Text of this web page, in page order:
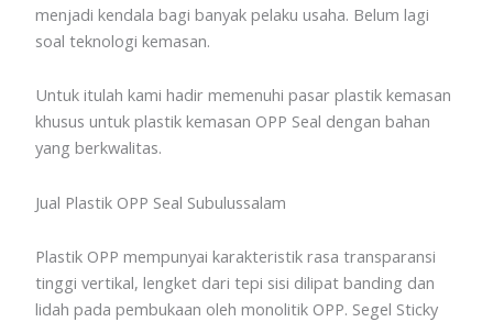
menjadi kendala bagi banyak pelaku usaha. Belum lagi
soal teknologi kemasan.
Untuk itulah kami hadir memenuhi pasar plastik kemasan
khusus untuk plastik kemasan OPP Seal dengan bahan
yang berkwalitas.
Jual Plastik OPP Seal Subulussalam
Plastik OPP mempunyai karakteristik rasa transparansi
tinggi vertikal, lengket dari tepi sisi dilipat banding dan
lidah pada pembukaan oleh monolitik OPP. Segel Sticky